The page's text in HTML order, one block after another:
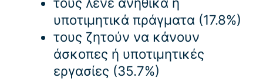
υποτιμητικά πράγματα (17.8%)
τους ζητούν να κάνουν
άσκοπες ή υποτιμητικές
εργασίες (35.7%)